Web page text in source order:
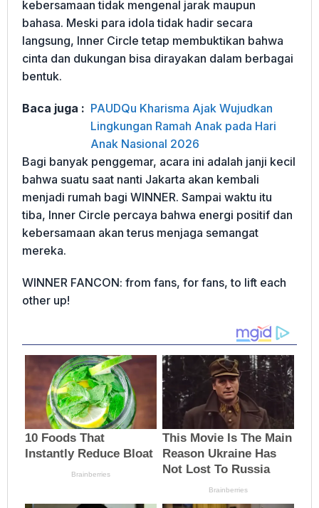
kebersamaan tidak mengenal jarak maupun
bahasa. Meski para idola tidak hadir secara
langsung, Inner Circle tetap membuktikan bahwa
cinta dan dukungan bisa dirayakan dalam berbagai
bentuk.
Baca juga : PAUDQu Kharisma Ajak Wujudkan
Lingkungan Ramah Anak pada Hari
Anak Nasional 2026
Bagi banyak penggemar, acara ini adalah janji kecil
bahwa suatu saat nanti Jakarta akan kembali
menjadi rumah bagi WINNER. Sampai waktu itu
tiba, Inner Circle percaya bahwa energi positif dan
kebersamaan akan terus menjaga semangat
mereka.
WINNER FANCON: from fans, for fans, to lift each
other up!